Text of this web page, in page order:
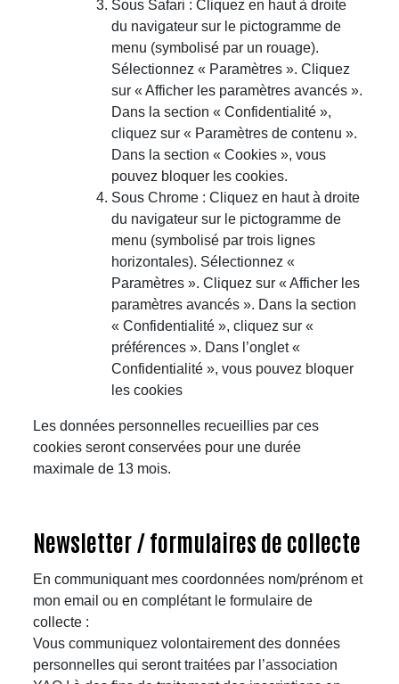
Sous Safari : Cliquez en haut à droite
du navigateur sur le pictogramme de
menu (symbolisé par un rouage).
Sélectionnez « Paramètres ». Cliquez
sur « Afficher les paramètres avancés ».
Dans la section « Confidentialité »,
cliquez sur « Paramètres de contenu ».
Dans la section « Cookies », vous
pouvez bloquer les cookies.
Sous Chrome : Cliquez en haut à droite
du navigateur sur le pictogramme de
menu (symbolisé par trois lignes
horizontales). Sélectionnez «
Paramètres ». Cliquez sur « Afficher les
paramètres avancés ». Dans la section
« Confidentialité », cliquez sur «
préférences ». Dans l’onglet «
Confidentialité », vous pouvez bloquer
les cookies
Les données personnelles recueillies par ces
cookies seront conservées pour une durée
maximale de 13 mois.
Newsletter / formulaires de collecte
En communiquant mes coordonnées nom/prénom et
mon email ou en complétant le formulaire de
collecte :
Vous communiquez volontairement des données
personnelles qui seront traitées par l’association